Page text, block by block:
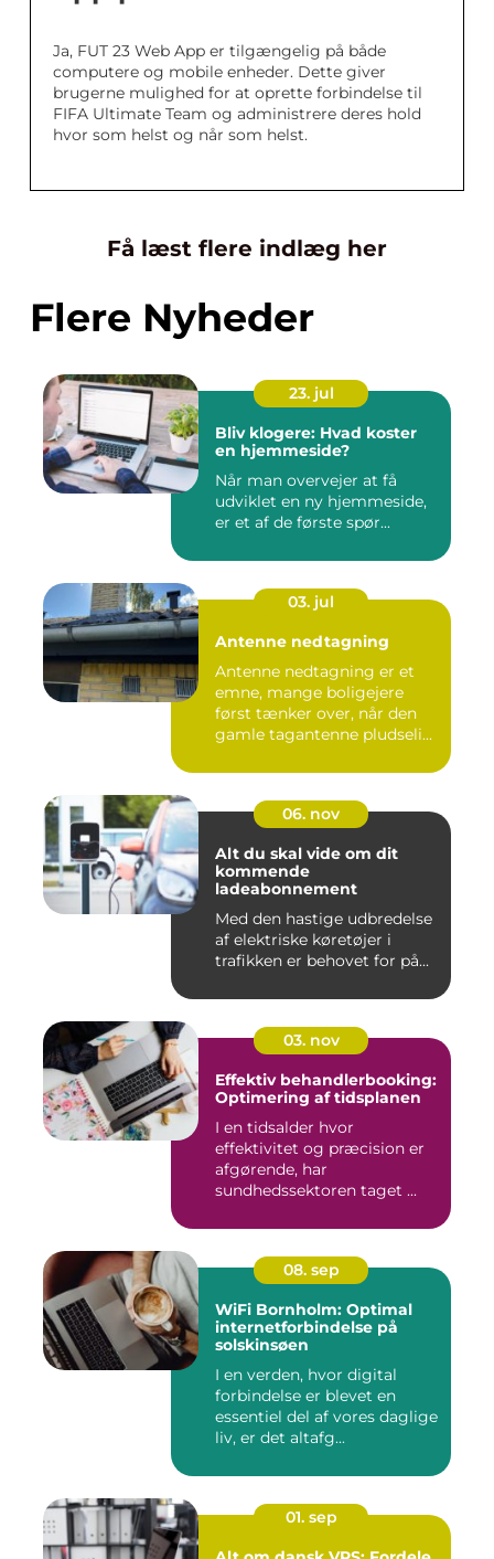
Ja, FUT 23 Web App er tilgængelig på både
computere og mobile enheder. Dette giver
brugerne mulighed for at oprette forbindelse til
FIFA Ultimate Team og administrere deres hold
hvor som helst og når som helst.
Få læst flere indlæg her
Flere Nyheder
23. jul
Bliv klogere: Hvad koster
en hjemmeside?
Når man overvejer at få
udviklet en ny hjemmeside,
er et af de første spør...
03. jul
Antenne nedtagning
Antenne nedtagning er et
emne, mange boligejere
først tænker over, når den
gamle tagantenne pludseli...
06. nov
Alt du skal vide om dit
kommende
ladeabonnement
Med den hastige udbredelse
af elektriske køretøjer i
trafikken er behovet for på...
03. nov
Effektiv behandlerbooking:
Optimering af tidsplanen
I en tidsalder hvor
effektivitet og præcision er
afgørende, har
sundhedssektoren taget ...
08. sep
WiFi Bornholm: Optimal
internetforbindelse på
solskinsøen
I en verden, hvor digital
forbindelse er blevet en
essentiel del af vores daglige
liv, er det altafg...
01. sep